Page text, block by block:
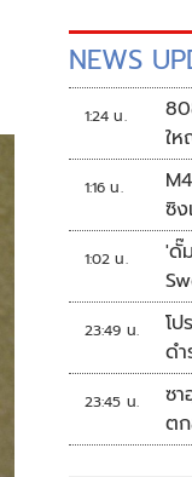
NEWS
1:24 น.
ใ
ต.
1:16 น.
ซิ
1:02 น.
'ดั๊
23:49 น.
โ
ด
พ
23:45 น.
ซ
ต
ส